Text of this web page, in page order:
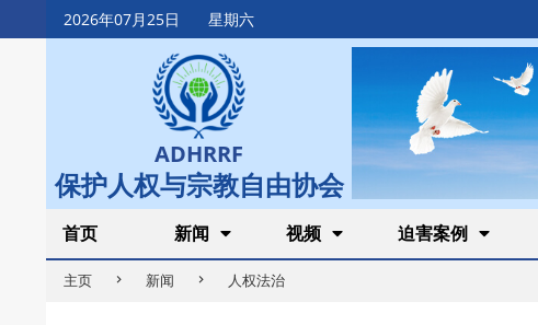
2026年07月25日 星期六
Skip
to
ADHRRF
保护人权与宗教自由协会
Secondary
Navigation
Menu
首页 新闻 视频 迫害案例
主页 新闻 人权法治